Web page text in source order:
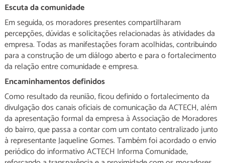
Escuta da comunidade
Em seguida, os moradores presentes compartilharam
percepções, dúvidas e solicitações relacionadas às atividades da
empresa. Todas as manifestações foram acolhidas, contribuindo
para a construção de um diálogo aberto e para o fortalecimento
da relação entre comunidade e empresa.
Encaminhamentos definidos
Como resultado da reunião, ficou definido o fortalecimento da
divulgação dos canais oficiais de comunicação da ACTECH, além
da apresentação formal da empresa à Associação de Moradores
do bairro, que passa a contar com um contato centralizado junto
à representante Jaqueline Gomes. Também foi acordado o envio
periódico do informativo ACTECH Informa Comunidade,